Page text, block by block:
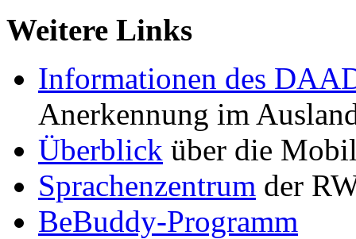
Weitere Links
Informationen des
Anerkennung im
Überblick über die
Sprachenzentrum der
BeBuddy-Programm